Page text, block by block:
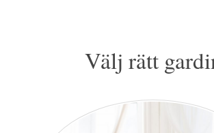
Välj rätt